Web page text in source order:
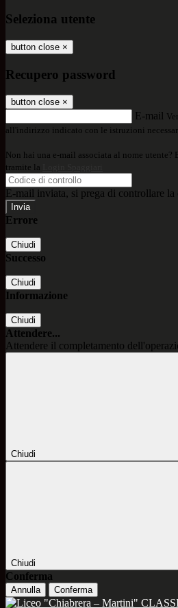
Seleziona utente
button close ×
Recupero password
button close ×
E-mail
all'indirizzo indicato con le istruzioni
Non hai una e-mail associata al nome utente?
tramite la
E-mail inviata, si prega di controllare la
Errore
Chiudi
Successo
Chiudi
Informazione
Chiudi
Attendere...
Attendere il completamento
Chiudi
Chiudi
Conferma
Annulla Conferma